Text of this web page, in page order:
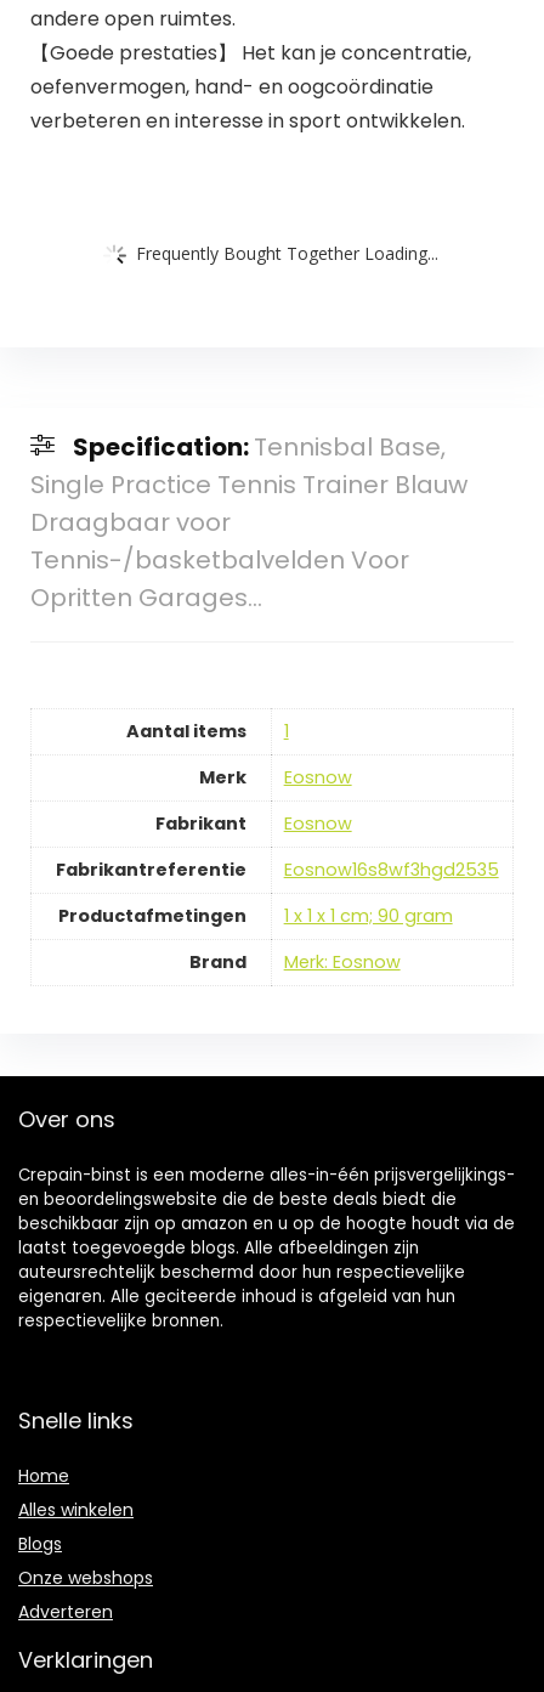
andere open ruimtes.
【Goede prestaties】 Het kan je concentratie,
oefenvermogen, hand- en oogcoördinatie
verbeteren en interesse in sport ontwikkelen.
Frequently Bought Together Loading...
Specification:Tennisbal Base,
Single Practice Tennis Trainer Blauw
Draagbaar voor
Tennis-/basketbalvelden Voor
Opritten Garages…
Aantal items
‎1
Merk
‎Eosnow
Fabrikant
‎Eosnow
Fabrikantreferentie
‎Eosnow16s8wf3hgd2535
Productafmetingen
‎1 x 1 x 1 cm; 90 gram
Brand
Merk: Eosnow
Over ons
Crepain-binst is een moderne alles-in-één prijsvergelijkings-
en beoordelingswebsite die de beste deals biedt die
beschikbaar zijn op amazon en u op de hoogte houdt via de
laatst toegevoegde blogs. Alle afbeeldingen zijn
auteursrechtelijk beschermd door hun respectievelijke
eigenaren. Alle geciteerde inhoud is afgeleid van hun
respectievelijke bronnen.
Snelle links
Home
Alles winkelen
Blogs
Onze webshops
Adverteren
Verklaringen